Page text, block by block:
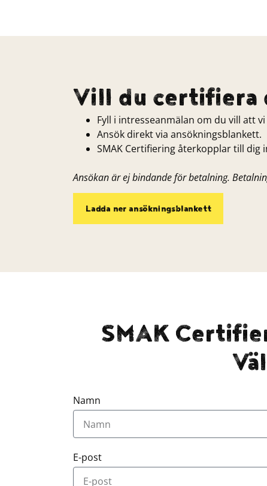
Vill du certifiera
Fyll i intresseanmälan om du vill att
Ansök direkt via ansökningsblankett.
SMAK Certifiering återkopplar till dig
Ansökan är ej bindande för betalning.
Ladda ner ansökningsblankett
SMAK
Namn
E-post